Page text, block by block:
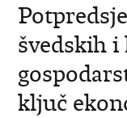
švedskih
ključ